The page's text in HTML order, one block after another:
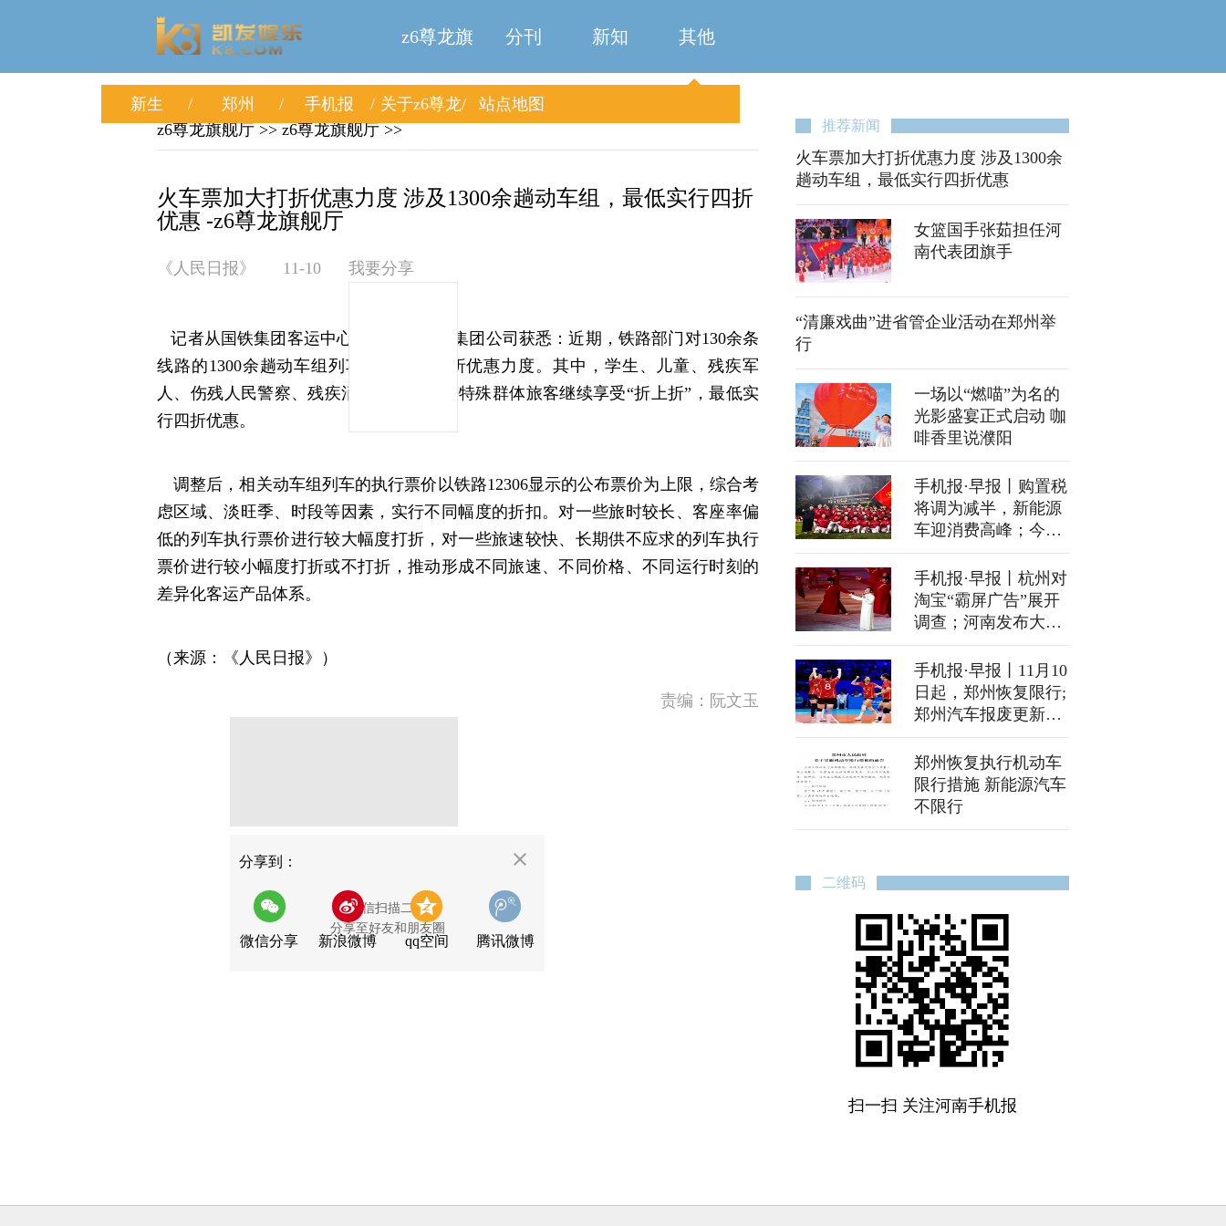
z6尊龙旗
舰厅
分刊 新知 其他
新生 郑州 手机报 关于z6尊龙
站点地图
z6尊龙旗舰厅 >> z6尊龙旗舰厅 >>
火车票加大打折优惠力度 涉及1300余趟动车组，最低实行四折
优惠 -z6尊龙旗舰厅
《人民日报》 11-10 我要分享
记者从国铁集团客运中心和相关铁路局集团公司获悉：近期，铁路部门对130余条
线路的1300余趟动车组列车票价加大打折优惠力度。其中，学生、儿童、残疾军
人、伤残人民警察、残疾消防救援人员等特殊群体旅客继续享受“折上折”，最低实
行四折优惠。
调整后，相关动车组列车的执行票价以铁路12306显示的公布票价为上限，综合考
虑区域、淡旺季、时段等因素，实行不同幅度的折扣。对一些旅时较长、客座率偏
低的列车执行票价进行较大幅度打折，对一些旅速较快、长期供不应求的列车执行
票价进行较小幅度打折或不打折，推动形成不同旅速、不同价格、不同运行时刻的
差异化客运产品体系。
（来源：《人民日报》）
责编：阮文玉
分享到：
微信分享
用微信扫描二维码
分享至好友和朋友圈
新浪微博 qq空间 腾讯微博
推荐新闻
火车票加大打折优惠力度 涉及1300余
趟动车组，最低实行四折优惠
女篮国手张茹担任河
南代表团旗手
“清廉戏曲”进省管企业活动在郑州举
行
一场以“燃喵”为名的
光影盛宴正式启动 咖
啡香里说濮阳
手机报·早报丨购置税
将调为减半，新能源
车迎消费高峰；今晚
油价迎来年内第7次
上调
手机报·早报丨杭州对
淘宝“霸屏广告”展开
调查；河南发布大雾
黄色预警 局地有强浓
雾
手机报·早报丨11月10
日起，郑州恢复限行;
郑州汽车报废更新补
贴暂停
郑州恢复执行机动车
限行措施 新能源汽车
不限行
二维码
扫一扫 关注河南手机报